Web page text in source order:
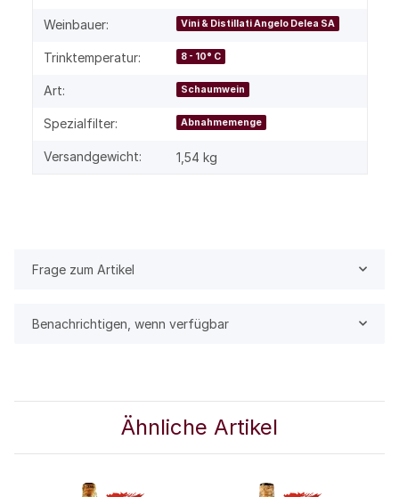
Weinbauer: Vini & Distillati Angelo Delea SA
Trinktemperatur: 8 - 10° C
Art: Schaumwein
Spezialfilter: Abnahmemenge
Versandgewicht: 1,54 kg
Frage zum Artikel
Benachrichtigen, wenn verfügbar
Ähnliche Artikel